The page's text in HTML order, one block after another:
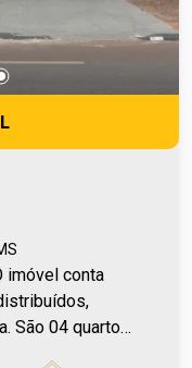
imóvel conta
São 04 quartos